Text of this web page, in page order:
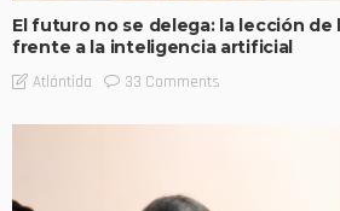
El futuro no se delega: la lección
frente a la inteligencia artificial
Atlántida 33 Comments